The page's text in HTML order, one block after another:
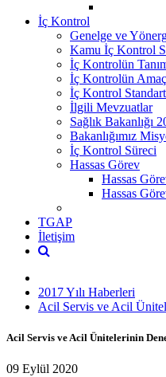
İç Kontrol
Genelge ve
Kamu İç Kontrol
İç Kontrolün
İç Kontrolün
İç Kontrol
İlgili Mevzuatlar
Sağlık Bakanlığı
Bakanlığımız
İç Kontrol Süreci
Hassas Görev
Hassas
Hassas
TGAP
İletişim
2017 Yılı Haberleri
Acil Servis ve Acil
Acil Servis ve Acil Ünitelerinin
09 Eylül 2020